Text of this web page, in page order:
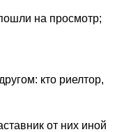
на просмотр;
кто риелтор,
от них иной